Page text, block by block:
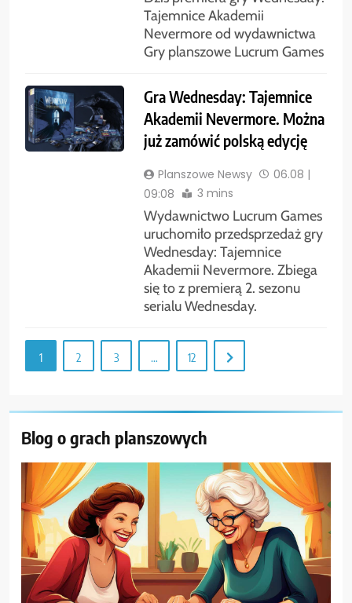
Tajemnice Akademii
Nevermore od wydawnictwa
Gry planszowe Lucrum Games
Gra Wednesday: Tajemnice
Akademii Nevermore. Można
już zamówić polską edycję
Planszowe Newsy
06.08 |
09:08
3 mins
Wydawnictwo Lucrum Games
uruchomiło przedsprzedaż gry
Wednesday: Tajemnice
Akademii Nevermore. Zbiega
się to z premierą 2. sezonu
serialu Wednesday.
1 2 3 … 12
Blog o grach planszowych